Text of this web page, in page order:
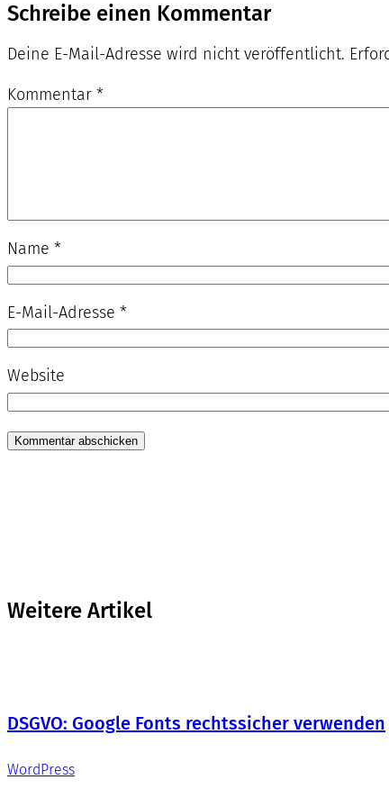
Schreibe einen Kommentar
Deine E-Mail-Adresse wird nicht veröffentlicht.
Kommentar *
Name *
E-Mail-Adresse *
Website
Weitere Artikel
DSGVO: Google Fonts rechtssicher verwenden
WordPress